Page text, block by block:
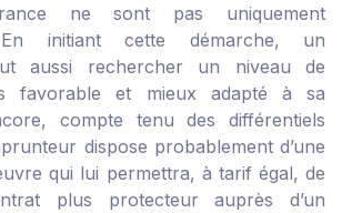
ne sont pas uniquement
En initiant cette démarche, un
aussi rechercher un niveau de
favorable et mieux adapté à sa
compte tenu des différentiels
dispose probablement d’une
qui lui permettra, à tarif égal, de
plus protecteur auprès d’un